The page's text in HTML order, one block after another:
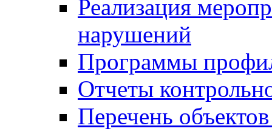
Реализация
нарушений
Программы
Отчеты
Перечень